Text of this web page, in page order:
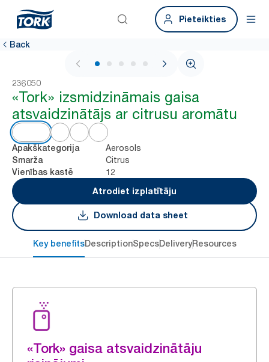
Pieteikties
Back
1 / 5
236050
«Tork» izsmidzināmais gaisa
atsvaidzinātājs ar citrusu aromātu
Apakškategorija Aerosols
Smarža Citrus
Vienības kastē
12
Atrodiet izplatītāju
Download data sheet
Key benefitsDescriptionSpecsDeliveryResources
«Tork» gaisa atsvaidzinātāju